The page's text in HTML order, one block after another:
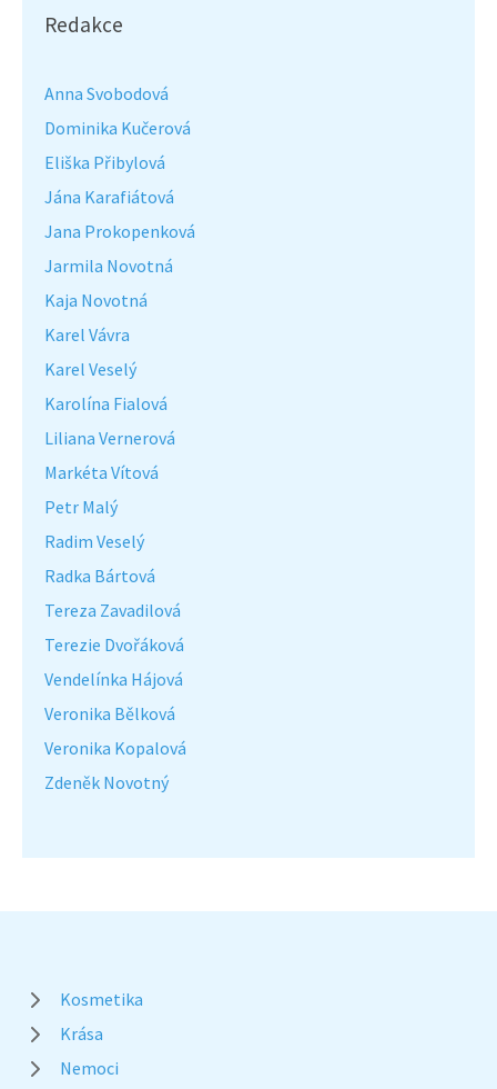
Redakce
Anna Svobodová
Dominika Kučerová
Eliška Přibylová
Jána Karafiátová
Jana Prokopenková
Jarmila Novotná
Kaja Novotná
Karel Vávra
Karel Veselý
Karolína Fialová
Liliana Vernerová
Markéta Vítová
Petr Malý
Radim Veselý
Radka Bártová
Tereza Zavadilová
Terezie Dvořáková
Vendelínka Hájová
Veronika Bělková
Veronika Kopalová
Zdeněk Novotný
Kosmetika
Krása
Nemoci